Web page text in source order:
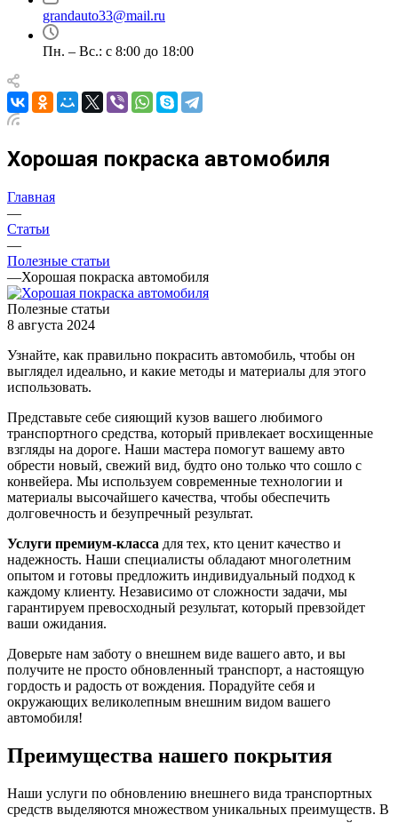
grandauto33@mail.ru
Пн. – Вс.: с 8:00 до 18:00
Хорошая покраска автомобиля
Главная
—
Статьи
—
Полезные статьи
—Хорошая покраска автомобиля
Полезные статьи
8 августа 2024
Узнайте, как правильно покрасить автомобиль, чтобы он
выглядел идеально, и какие методы и материалы для этого
использовать.
Представьте себе сияющий кузов вашего любимого
транспортного средства, который привлекает восхищенные
взгляды на дороге. Наши мастера помогут вашему авто
обрести новый, свежий вид, будто оно только что сошло с
конвейера. Мы используем современные технологии и
материалы высочайшего качества, чтобы обеспечить
долговечность и безупречный результат.
Услуги премиум-класса для тех, кто ценит качество и
надежность. Наши специалисты обладают многолетним
опытом и готовы предложить индивидуальный подход к
каждому клиенту. Независимо от сложности задачи, мы
гарантируем превосходный результат, который превзойдет
ваши ожидания.
Доверьте нам заботу о внешнем виде вашего авто, и вы
получите не просто обновленный транспорт, а настоящую
гордость и радость от вождения. Порадуйте себя и
окружающих великолепным внешним видом вашего
автомобиля!
Преимущества нашего покрытия
Наши услуги по обновлению внешнего вида транспортных
средств выделяются множеством уникальных преимуществ. В